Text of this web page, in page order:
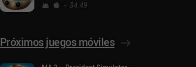
$4.49
Próximos juegos móviles